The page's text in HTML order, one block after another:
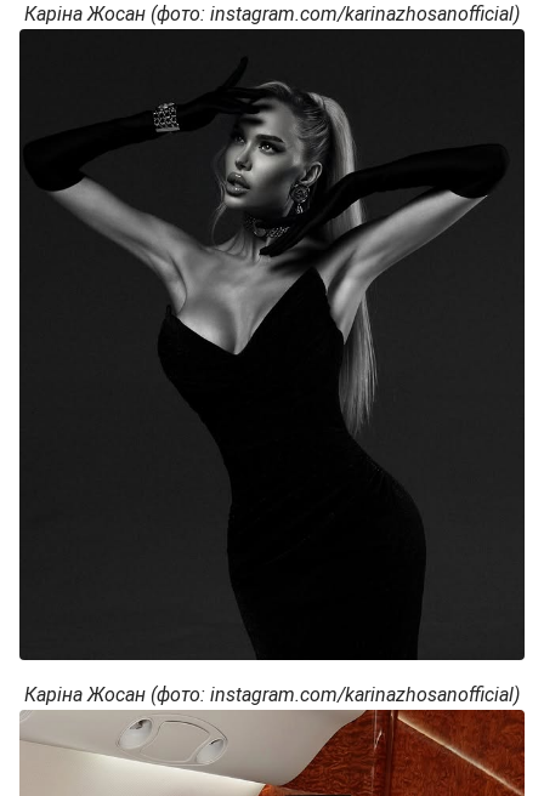
Каріна Жосан (фото: instagram.com/karinazhosanofficial)
Каріна Жосан (фото: instagram.com/karinazhosanofficial)